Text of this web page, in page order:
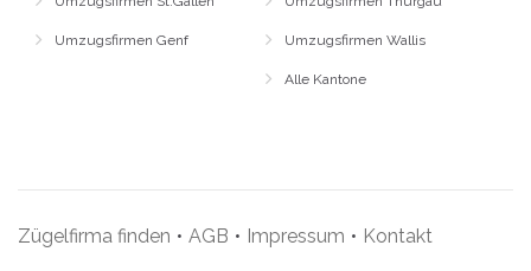
Umzugsfirmen Genf Umzugsfirmen Wallis
Alle Kantone
Zügelfirma finden • AGB • Impressum • Kontakt